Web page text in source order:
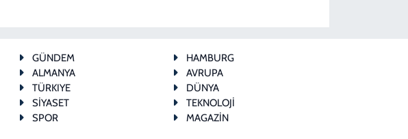
GÜNDEM
HAMBURG
ALMANYA
AVRUPA
TÜRKIYE
DÜNYA
SİYASET
TEKNOLOJİ
SPOR
MAGAZİN